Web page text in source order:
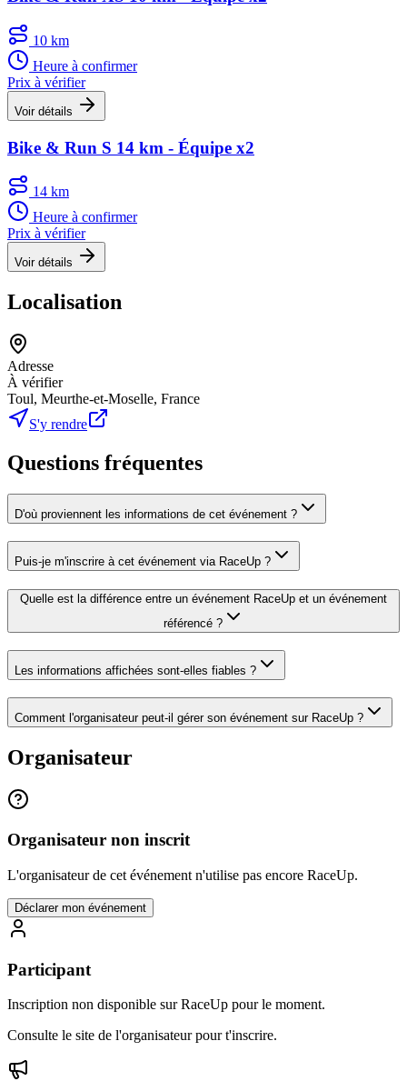
10 km
Heure à confirmer
Prix à vérifier
Voir détails
Bike & Run S 14 km - Équipe x2
14 km
Heure à confirmer
Prix à vérifier
Voir détails
Localisation
Adresse
À vérifier
Toul, Meurthe-et-Moselle, France
S'y rendre
Questions fréquentes
D'où proviennent les informations de cet événement ?
Puis-je m'inscrire à cet événement via RaceUp ?
Quelle est la différence entre un événement RaceUp et un événement
référencé ?
Les informations affichées sont-elles fiables ?
Comment l'organisateur peut-il gérer son événement sur RaceUp ?
Organisateur
Organisateur non inscrit
L'organisateur de cet événement n'utilise pas encore RaceUp.
Déclarer mon événement
Participant
Inscription non disponible sur RaceUp pour le moment.
Consulte le site de l'organisateur pour t'inscrire.